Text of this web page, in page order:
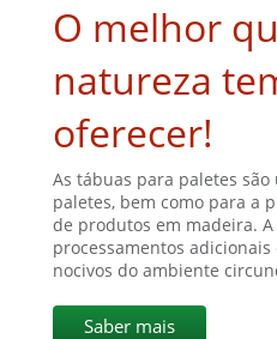
O melhor
natureza
oferecer!
As tábuas para paletes
paletes, bem como para a
de produtos em madeira.
processamentos
nocivos do ambiente
Saber mais